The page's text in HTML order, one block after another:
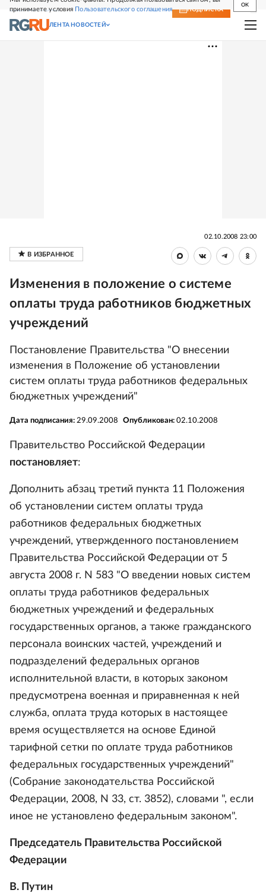
принимаете условия Пользовательского соглашения
OK
СВЕЖИЙ НОМЕР ПОДПИСКА
ЛЕНТА НОВОСТЕЙ
02.10.2008 23:00
Изменения в положение о системе
оплаты труда работников бюджетных
учреждений
Постановление Правительства "О внесении
изменения в Положение об установлении
систем оплаты труда работников федеральных
бюджетных учреждений"
Дата подписания: 29.09.2008 Опубликован: 02.10.2008
Правительство Российской Федерации
постановляет:
Дополнить абзац третий пункта 11 Положения
об установлении систем оплаты труда
работников федеральных бюджетных
учреждений, утвержденного постановлением
Правительства Российской Федерации от 5
августа 2008 г. N 583 "О введении новых систем
оплаты труда работников федеральных
бюджетных учреждений и федеральных
государственных органов, а также гражданского
персонала воинских частей, учреждений и
подразделений федеральных органов
исполнительной власти, в которых законом
предусмотрена военная и приравненная к ней
служба, оплата труда которых в настоящее
время осуществляется на основе Единой
тарифной сетки по оплате труда работников
федеральных государственных учреждений"
(Собрание законодательства Российской
Федерации, 2008, N 33, ст. 3852), словами ", если
иное не установлено федеральным законом".
Председатель Правительства Российской
Федерации
В. Путин